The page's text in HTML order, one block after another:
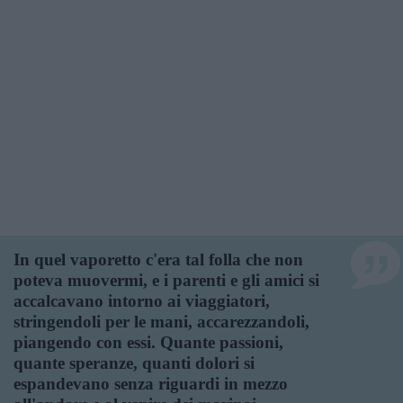
In quel vaporetto c'era tal folla che non
poteva muovermi, e i parenti e gli amici si
accalcavano intorno ai viaggiatori,
stringendoli per le mani, accarezzandoli,
piangendo con essi. Quante passioni,
quante speranze, quanti dolori si
espandevano senza riguardi in mezzo